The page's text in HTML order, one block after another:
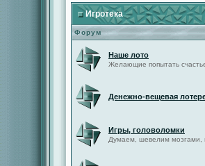
Игротека
Форум
Наше лото
Желающие попытать
Денежно-вещевая
Игры, головоломки
Думаем, шевелим мозгами,